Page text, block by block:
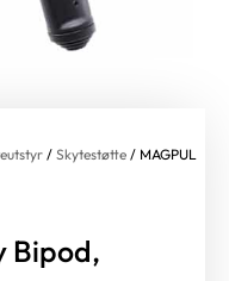
/ Skytestøtte / MAGPUL
Bipod,